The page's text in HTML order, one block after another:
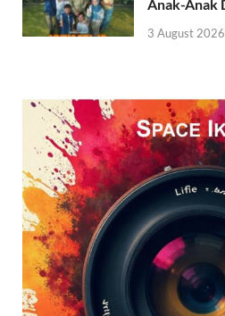
Anak-Anak
3 August 2026